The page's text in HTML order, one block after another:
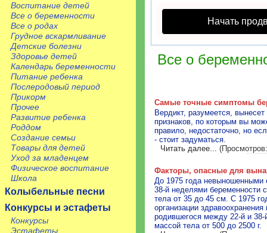
Воспитание детей
Все о беременности
Все о родах
Грудное вскармливание
Детские болезни
Здоровье детей
Календарь беременности
Питание ребенка
Послеродовый период
Прикорм
Прочее
Развитие ребенка
Роддом
Создание семьи
Товары для детей
Уход за младенцем
Физическое воспитание
Школа
Колыбельные песни
Конкурсы и эстафеты
Конкурсы
Эстафеты
Начать
Все о
Самые точные симптомы
Вердикт, разумеется,
признаков, по которым вы
правило, недостаточно, но
- стоит задуматься.
Читать далее...
Факторы, опасные для
До 1975 года невыношенными
38-й неделями беременности
тела от 35 до 45 см. С 1975
организации
родившегося между 22-й и 38-
массой тела от 500 до 2500 г.